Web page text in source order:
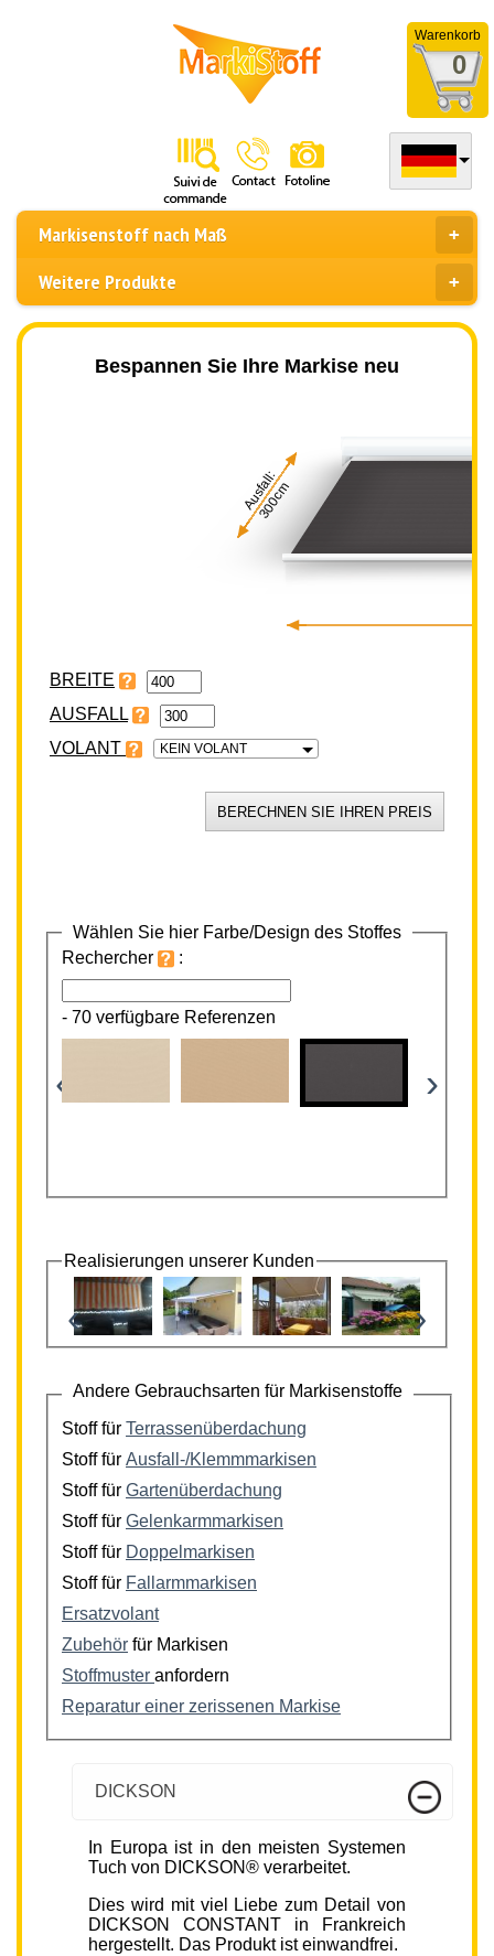
Warenkorb
0
Markisenstoff nach Maß
Weitere Produkte
Bespannen Sie Ihre Markise neu
Ausfall:
300cm
BREITE
VOLANT KEIN VOLANT
Wählen Sie hier Farbe/Design des Stoffes
Rechercher
:
- 70 verfügbare Referenzen
‹ ›
Realisierungen unserer Kunden
‹ ›
Andere Gebrauchsarten für Markisenstoffe
Stoff für Terrassenüberdachung
Stoff für Ausfall-/Klemmmarkisen
Stoff für Gartenüberdachung
Stoff für Gelenkarmmarkisen
Stoff für Doppelmarkisen
Stoff für Fallarmmarkisen
Ersatzvolant
Zubehör für Markisen
Stoffmuster anfordern
Reparatur einer zerissenen Markise
DICKSON
In Europa ist in den meisten Systemen
Tuch von DICKSON® verarbeitet.
Dies wird mit viel Liebe zum Detail von
DICKSON CONSTANT in Frankreich
hergestellt. Das Produkt ist einwandfrei.